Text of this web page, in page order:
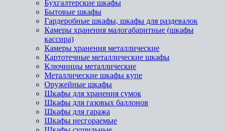
Бухгалтерские шкафы
Бытовые шкафы
Гардеробные шкафы, шкафы для раздевалок
Камеры хранения малогабаритные (шкафы
кассира)
Камеры хранения металлические
Картотечные металлические шкафы
Ключницы металлические
Металлические шкафы купе
Оружейные шкафы
Шкафы для хранения сумок
Шкафы для газовых баллонов
Шкафы для гаража
Шкафы несгораемые